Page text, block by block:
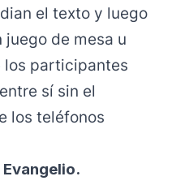
el texto y luego
de mesa u
los participantes
sí sin el
los teléfonos